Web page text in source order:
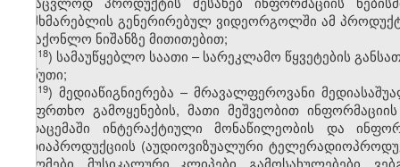
მომხმარებლის გენერირებულ ვიდეორგოლში ამ
სასაქონლო ნიშანზე მითითებით;
18) სამაუწყებლო საათი – სარეკლამო წყვეტების
60 წუთი;
19) მედიაწიგნიერება – მრავალფეროვანი
უსაფრთხო გამოყენების, მათი მეშვეობით
გადაცემაში ინტერაქტიული მონაწილეობის და
მედიაპროდუქციის (აუდიოვიზუალური
ფილმები, მუსიკალური კლიპები, გამოსახულებები,